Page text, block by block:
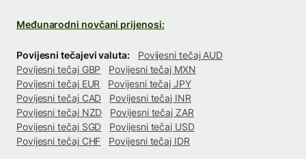
Međunarodni novčani prijenosi:
Povijesni tečajevi valuta:
Povijesni tečaj AUD
Povijesni tečaj GBP
Povijesni tečaj MXN
Povijesni tečaj EUR
Povijesni tečaj JPY
Povijesni tečaj CAD
Povijesni tečaj INR
Povijesni tečaj NZD
Povijesni tečaj ZAR
Povijesni tečaj SGD
Povijesni tečaj USD
Povijesni tečaj CHF
Povijesni tečaj IDR